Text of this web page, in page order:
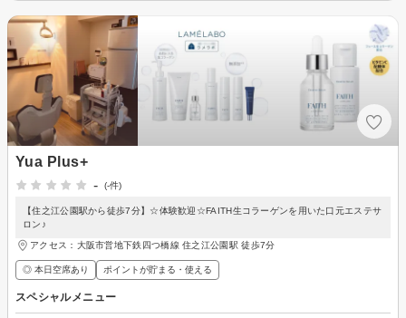
Yua Plus+
-
(-件)
【住之江公園駅から徒歩7分】☆体験歓迎☆FAITH生コラーゲンを用いた口元エステサ
ロン♪
アクセス：大阪市営地下鉄四つ橋線 住之江公園駅 徒歩7分
◎ 本日空席あり ポイントが貯まる・使える
スペシャルメニュー